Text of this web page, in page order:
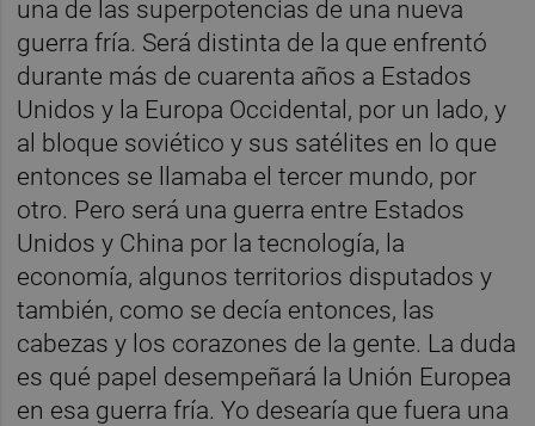
una de las superpotencias de una nueva
guerra fría. Será distinta de la que enfrentó
durante más de cuarenta años a Estados
Unidos y la Europa Occidental, por un lado, y
al bloque soviético y sus satélites en lo que
entonces se llamaba el tercer mundo, por
otro. Pero será una guerra entre Estados
Unidos y China por la tecnología, la
economía, algunos territorios disputados y
también, como se decía entonces, las
cabezas y los corazones de la gente. La duda
es qué papel desempeñará la Unión Europea
en esa guerra fría. Yo desearía que fuera una